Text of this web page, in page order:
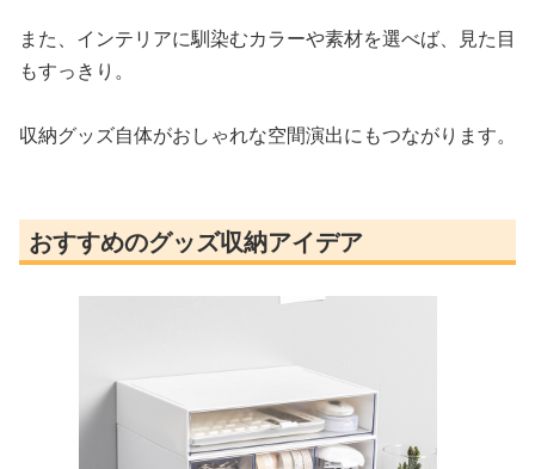
また、インテリアに馴染むカラーや素材を選べば、見た目
もすっきり。
収納グッズ自体がおしゃれな空間演出にもつながります。
おすすめのグッズ収納アイデア